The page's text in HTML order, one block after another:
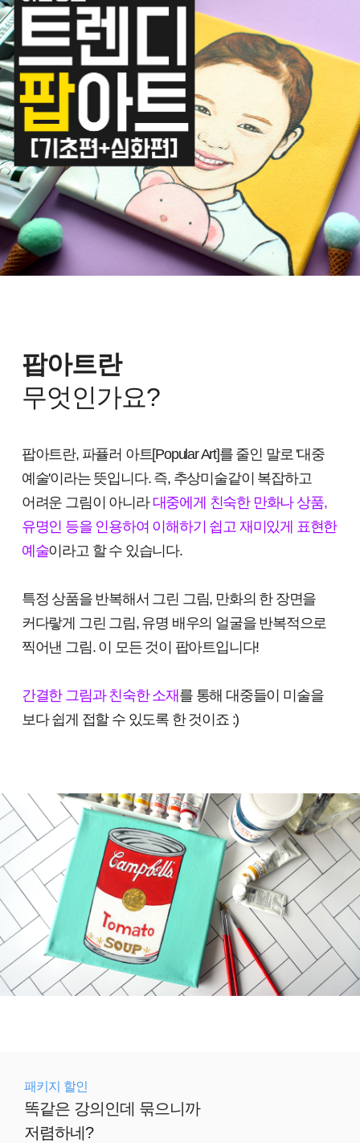
팝아트란
무엇인가요?
팝아트란, 파퓰러 아트[Popular Art]를 줄인 말로 '대중
예술'이라는 뜻입니다. 즉, 추상미술같이 복잡하고
어려운 그림이 아니라 대중에게 친숙한 만화나 상품,
유명인 등을 인용하여 이해하기 쉽고 재미있게 표현한
예술이라고 할 수 있습니다.
특정 상품을 반복해서 그린 그림, 만화의 한 장면을
커다랗게 그린 그림, 유명 배우의 얼굴을 반복적으로
찍어낸 그림. 이 모든 것이 팝아트입니다!
간결한 그림과 친숙한 소재 를 통해 대중들이 미술을
보다 쉽게 접할 수 있도록 한 것이죠 :)
패키지 할인
똑같은 강의인데 묶으니까
저렴하네?